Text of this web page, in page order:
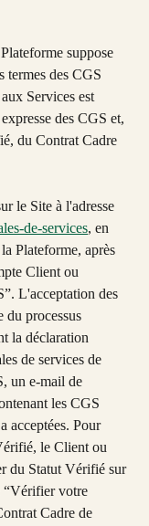
suppose
termes des CGS
Services est
des CGS et,
du Contrat Cadre
le Site à l'adresse
de-services, en
Plateforme, après
Client ou
L'acceptation des
du processus
la déclaration
de services de
un e-mail de
les CGS
acceptées. Pour
le Client ou
du Statut Vérifié sur
“Vérifier votre
Cadre de